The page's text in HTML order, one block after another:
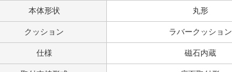
本体形状 丸形
クッション ラバークッション
仕様 磁石内蔵